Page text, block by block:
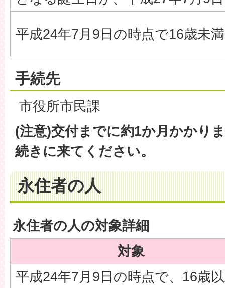
平成24年7月9日の時点で16歳未
手続先
市役所市民課
(注意)交付までに約1か月かかり
続きに来てください。
永住者の人
永住者の人の対象詳細
対象
平成24年7月9日の時点で、16歳